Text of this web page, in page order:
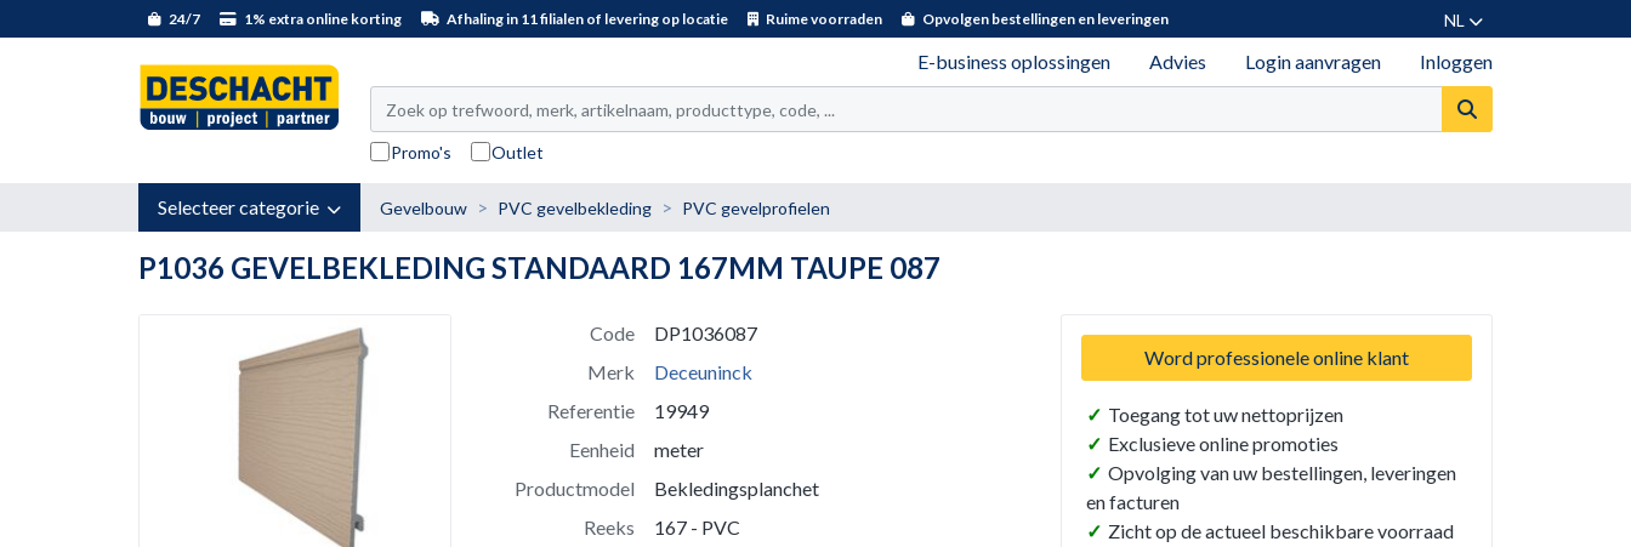
24/7 1% extra online korting Afhaling in 11 filialen of levering op locatie Ruime voorraden Opvolgen bestellingen en leveringen NL
E-business oplossingen Advies Login aanvragen Inloggen
Promo's Outlet
Selecteer categorie Gevelbouw PVC gevelbekleding PVC gevelprofielen
P1036 GEVELBEKLEDING STANDAARD 167MM TAUPE 087
Code
DP1036087
Merk
Deceuninck
Referentie
19949
Eenheid
meter
Productmodel
Bekledingsplanchet
Reeks
167 - PVC
Word professionele online klant
✓ Toegang tot uw nettoprijzen
✓ Exclusieve online promoties
✓ Opvolging van uw bestellingen, leveringen
en facturen
✓ Zicht op de actueel beschikbare voorraad